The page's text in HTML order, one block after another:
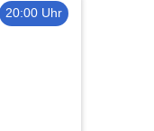
20:00 Uhr